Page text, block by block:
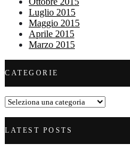
Luglio 2015
Maggio 2015
Aprile 2015
Marzo 2015
CATEGORIE
Categorie
LATEST POSTS